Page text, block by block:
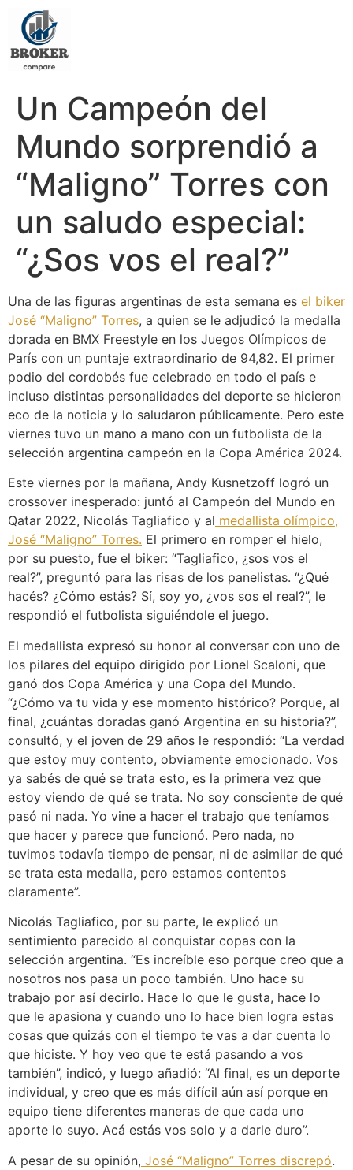
Un Campeón del
Mundo sorprendió a
“Maligno” Torres con
un saludo especial:
“¿Sos vos el real?”
Una de las figuras argentinas de esta semana es el biker
José “Maligno” Torres, a quien se le adjudicó la medalla
dorada en BMX Freestyle en los Juegos Olímpicos de
París con un puntaje extraordinario de 94,82. El primer
podio del cordobés fue celebrado en todo el país e
incluso distintas personalidades del deporte se hicieron
eco de la noticia y lo saludaron públicamente. Pero este
viernes tuvo un mano a mano con un futbolista de la
selección argentina campeón en la Copa América 2024.
Este viernes por la mañana, Andy Kusnetzoff logró un
crossover inesperado: juntó al Campeón del Mundo en
Qatar 2022, Nicolás Tagliafico y al medallista olímpico,
José “Maligno” Torres. El primero en romper el hielo,
por su puesto, fue el biker: “Tagliafico, ¿sos vos el
real?”, preguntó para las risas de los panelistas. “¿Qué
hacés? ¿Cómo estás? Sí, soy yo, ¿vos sos el real?”, le
respondió el futbolista siguiéndole el juego.
El medallista expresó su honor al conversar con uno de
los pilares del equipo dirigido por Lionel Scaloni, que
ganó dos Copa América y una Copa del Mundo.
“¿Cómo va tu vida y ese momento histórico? Porque, al
final, ¿cuántas doradas ganó Argentina en su historia?”,
consultó, y el joven de 29 años le respondió: “La verdad
que estoy muy contento, obviamente emocionado. Vos
ya sabés de qué se trata esto, es la primera vez que
estoy viendo de qué se trata. No soy consciente de qué
pasó ni nada. Yo vine a hacer el trabajo que teníamos
que hacer y parece que funcionó. Pero nada, no
tuvimos todavía tiempo de pensar, ni de asimilar de qué
se trata esta medalla, pero estamos contentos
claramente”.
Nicolás Tagliafico, por su parte, le explicó un
sentimiento parecido al conquistar copas con la
selección argentina. “Es increíble eso porque creo que a
nosotros nos pasa un poco también. Uno hace su
trabajo por así decirlo. Hace lo que le gusta, hace lo
que le apasiona y cuando uno lo hace bien logra estas
cosas que quizás con el tiempo te vas a dar cuenta lo
que hiciste. Y hoy veo que te está pasando a vos
también”, indicó, y luego añadió: “Al final, es un deporte
individual, y creo que es más difícil aún así porque en
equipo tiene diferentes maneras de que cada uno
aporte lo suyo. Acá estás vos solo y a darle duro”.
A pesar de su opinión, José “Maligno” Torres discrepó.